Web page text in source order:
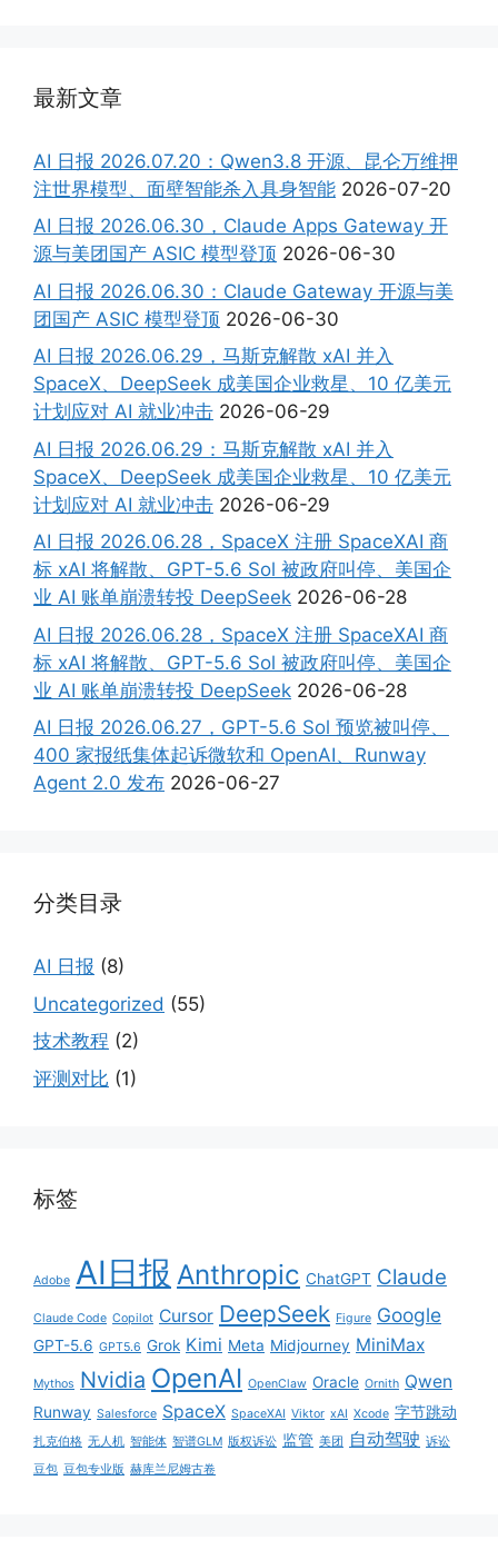
最新文章
AI 日报 2026.07.20：Qwen3.8 开源、昆仑万维押
注世界模型、面壁智能杀入具身智能 2026-07-20
AI 日报 2026.06.30，Claude Apps Gateway 开
源与美团国产 ASIC 模型登顶 2026-06-30
AI 日报 2026.06.30：Claude Gateway 开源与美
团国产 ASIC 模型登顶 2026-06-30
AI 日报 2026.06.29，马斯克解散 xAI 并入
SpaceX、DeepSeek 成美国企业救星、10 亿美元
计划应对 AI 就业冲击 2026-06-29
AI 日报 2026.06.29：马斯克解散 xAI 并入
SpaceX、DeepSeek 成美国企业救星、10 亿美元
计划应对 AI 就业冲击 2026-06-29
AI 日报 2026.06.28，SpaceX 注册 SpaceXAI 商
标 xAI 将解散、GPT-5.6 Sol 被政府叫停、美国企
业 AI 账单崩溃转投 DeepSeek 2026-06-28
AI 日报 2026.06.28，SpaceX 注册 SpaceXAI 商
标 xAI 将解散、GPT-5.6 Sol 被政府叫停、美国企
业 AI 账单崩溃转投 DeepSeek 2026-06-28
AI 日报 2026.06.27，GPT-5.6 Sol 预览被叫停、
400 家报纸集体起诉微软和 OpenAI、Runway
Agent 2.0 发布 2026-06-27
分类目录
AI 日报 (8)
Uncategorized (55)
技术教程 (2)
评测对比 (1)
标签
Adobe AI日报 Anthropic ChatGPT Claude
Claude Code Copilot Cursor DeepSeek Figure Google
GPT-5.6 GPT5.6 Grok Kimi Meta Midjourney MiniMax
Mythos Nvidia OpenAI OpenClaw Oracle Ornith Qwen
Runway Salesforce SpaceX SpaceXAI Viktor xAI Xcode 字节跳动
扎克伯格 无人机 智能体 智谱GLM 版权诉讼 监管 美团 自动驾驶 诉讼
豆包 豆包专业版 赫库兰尼姆古卷